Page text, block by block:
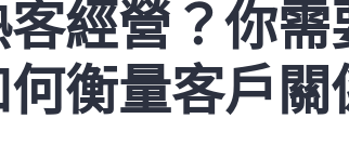
經營？你需
衡量客戶關